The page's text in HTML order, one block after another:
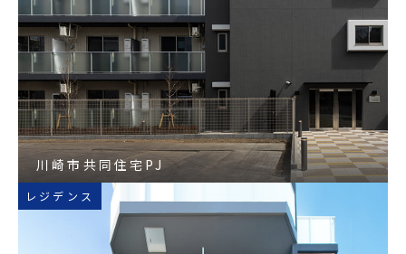
川崎市共同住宅PJ
レジデンス